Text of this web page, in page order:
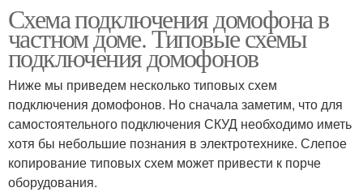
Схема подключения домофона в
частном доме. Типовые схемы
подключения домофонов
Ниже мы приведем несколько типовых схем
подключения домофонов. Но сначала заметим, что для
самостоятельного подключения СКУД необходимо иметь
хотя бы небольшие познания в электротехнике. Слепое
копирование типовых схем может привести к порче
оборудования.